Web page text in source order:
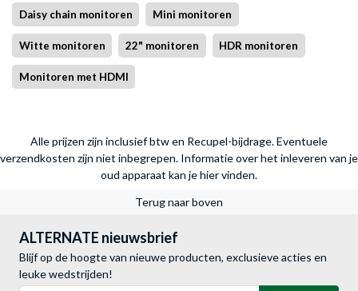
Daisy chain monitoren Mini monitoren
Witte monitoren 22" monitoren HDR monitoren
Monitoren met HDMI
Alle prijzen zijn inclusief btw en Recupel-bijdrage. Eventuele
verzendkosten zijn niet inbegrepen. Informatie over het inleveren van je
oud apparaat kan je hier vinden.
Terug naar boven
ALTERNATE nieuwsbrief
Blijf op de hoogte van nieuwe producten, exclusieve acties en
leuke wedstrijden!